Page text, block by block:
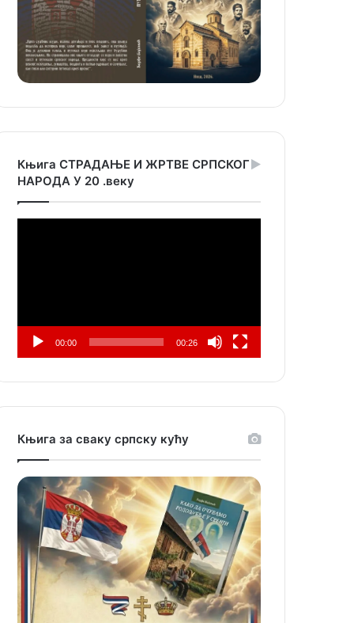
Књига СТРАДАЊЕ И ЖРТВЕ СРПСКОГ
НАРОДА У 20 .веку
00:00 00:26
Књига за сваку српску кућу